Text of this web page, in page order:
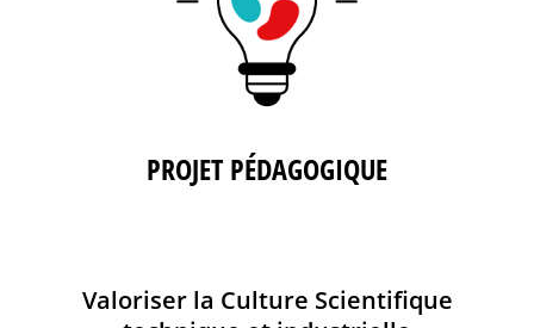
PROJET PÉDAGOGIQUE
Valoriser la Culture Scientifique